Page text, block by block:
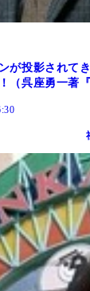
が投影されて
（呉座勇一著